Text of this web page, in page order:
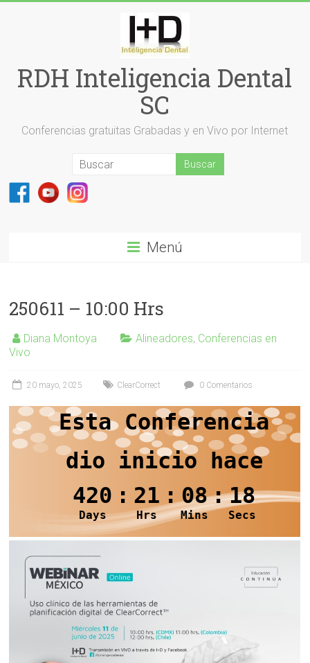
RDH Inteligencia Dental
SC
Conferencias gratuitas Grabadas y en Vivo por Internet
Menú
250611 – 10:00 Hrs
Diana Montoya Alineadores, Conferencias en
Vivo
20 mayo, 2025 ClearCorrect 0 Comentarios